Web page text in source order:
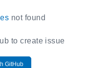
not found
to create issue
GitHub